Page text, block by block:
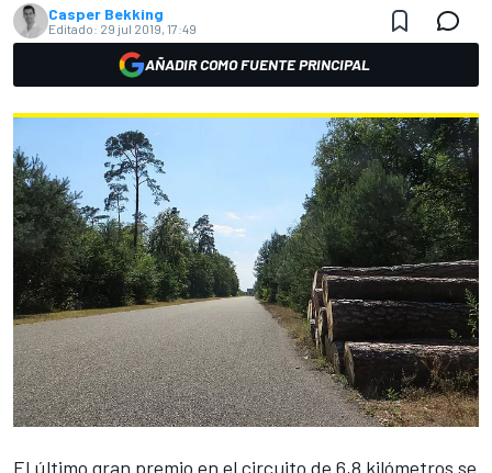
Casper Bekking
Editado: 29 jul 2019, 17:49
AÑADIR COMO FUENTE PRINCIPAL
El último gran premio en el circuito de 6,8 kilómetros se